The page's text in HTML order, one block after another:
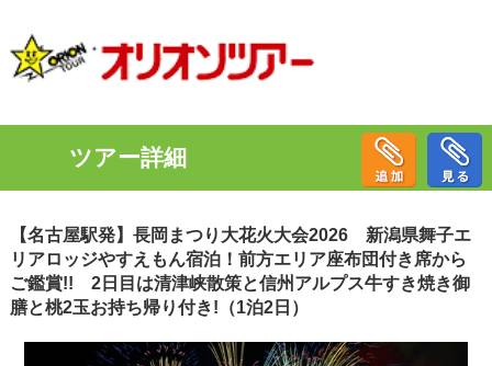
ツアー詳細
【名古屋駅発】長岡まつり大花火大会2026 新潟県舞子エ
リアロッジやすえもん宿泊！前方エリア座布団付き席から
ご鑑賞!! 2日目は清津峡散策と信州アルプス牛すき焼き御
膳と桃2玉お持ち帰り付き!（1泊2日）